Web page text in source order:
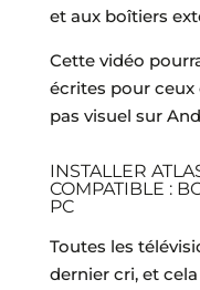
et aux boîtiers
Cette vidéo
écrites pour ceux
pas visuel sur
INSTALLER
COMPATIBLE :
PC
Toutes les
dernier cri, et